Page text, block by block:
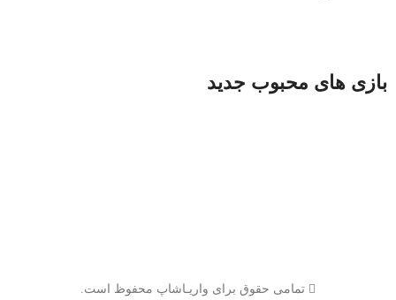
بازی های محبوب جدید
تمامی حقوق برای واریـاشاپ محفوظ است.